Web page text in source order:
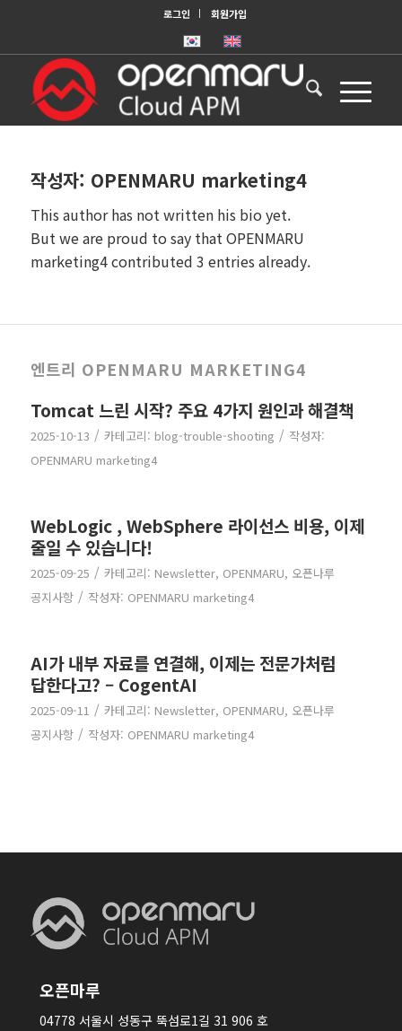
로그인 회원가입
작성자: OPENMARU marketing4
This author has not written his bio yet.
But we are proud to say that OPENMARU
marketing4contributed 3 entries already.
엔트리 OPENMARU MARKETING4
Tomcat 느린 시작? 주요 4가지 원인과 해결책
2025-10-13 / 카테고리: blog-trouble-shooting / 작성자:
OPENMARU marketing4
WebLogic , WebSphere 라이선스 비용, 이제
줄일 수 있습니다!
2025-09-25 / 카테고리: Newsletter, OPENMARU, 오픈나루
공지사항 / 작성자: OPENMARU marketing4
AI가 내부 자료를 연결해, 이제는 전문가처럼
답한다고? – CogentAI
2025-09-11 / 카테고리: Newsletter, OPENMARU, 오픈나루
공지사항 / 작성자: OPENMARU marketing4
오픈마루
04778 서울시 성동구 뚝섬로1길 31 906 호